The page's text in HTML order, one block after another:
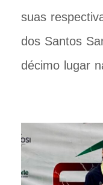
suas
dos Santos
décimo lugar